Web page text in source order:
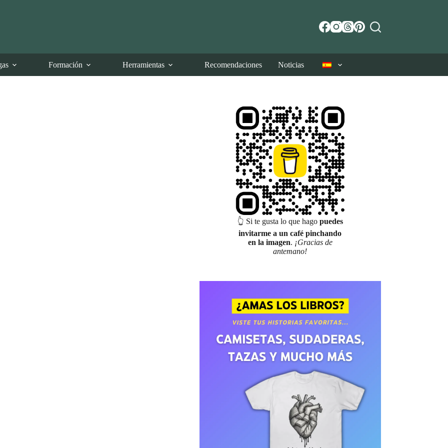
Formación Herramientas Recomendaciones Noticias
👆 Si te gusta lo que hago puedes
invitarme a un café pinchando
en la imagen. ¡Gracias de
antemano!